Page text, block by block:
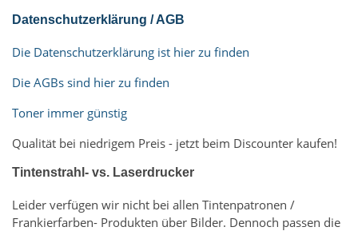
Datenschutzerklärung / AGB
Die Datenschutzerklärung ist hier zu finden
Die AGBs sind hier zu finden
Toner immer günstig
Qualität bei niedrigem Preis - jetzt beim Discounter kaufen!
Tintenstrahl- vs. Laserdrucker
Leider verfügen wir nicht bei allen Tintenpatronen /
Frankierfarben- Produkten über Bilder. Dennoch passen die